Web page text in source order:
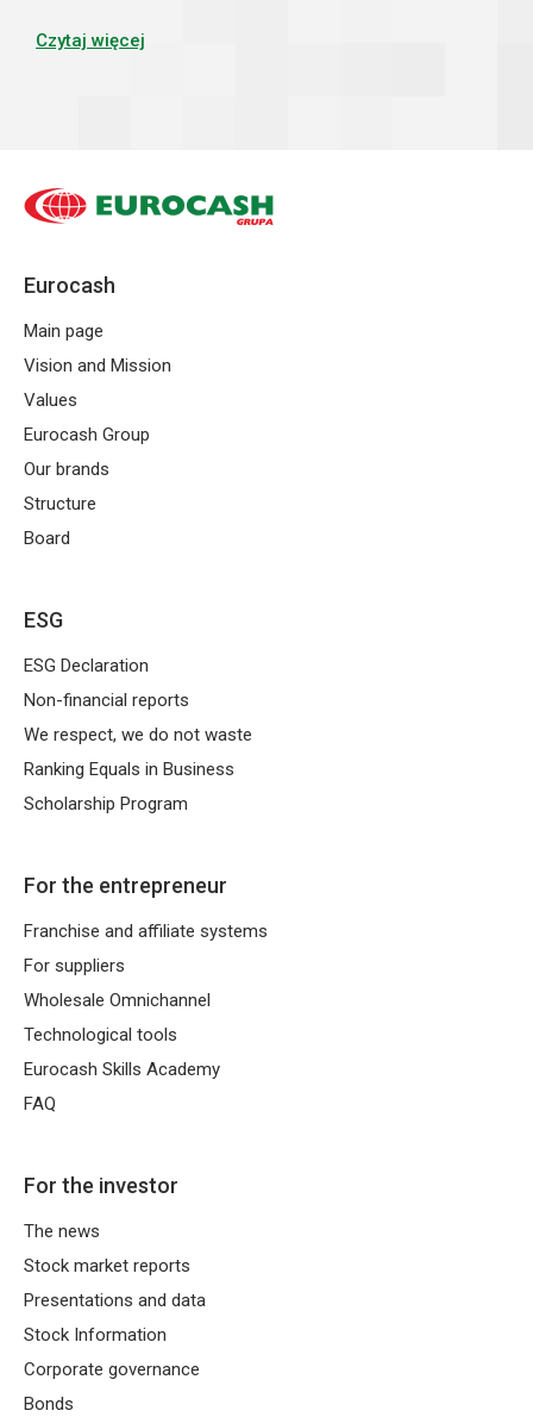
wierzy, że biznes i fi...
Czytaj więcej
Eurocash
Main page
Vision and Mission
Values
Eurocash Group
Our brands
Structure
Board
ESG
ESG Declaration
Non-financial reports
We respect, we do not waste
Ranking Equals in Business
Scholarship Program
For the entrepreneur
Franchise and affiliate systems
For suppliers
Wholesale Omnichannel
Technological tools
Eurocash Skills Academy
FAQ
For the investor
The news
Stock market reports
Presentations and data
Stock Information
Corporate governance
Bonds